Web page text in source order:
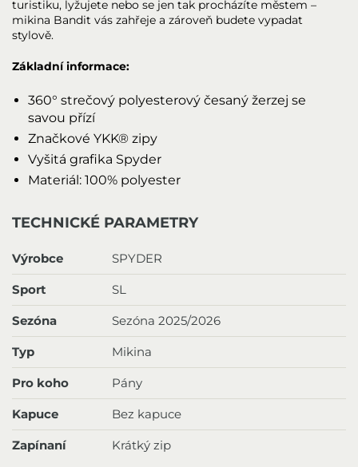
turistiku, lyžujete nebo se jen tak procházíte městem –
mikina Bandit vás zahřeje a zároveň budete vypadat
stylově.
Základní informace:
360° strečový polyesterový česaný žerzej se
savou přízí
Značkové YKK® zipy
Vyšitá grafika Spyder
Materiál: 100% polyester
TECHNICKÉ PARAMETRY
Výrobce SPYDER
Sport SL
Sezóna Sezóna 2025/2026
Typ Mikina
Pro koho Pány
Kapuce Bez kapuce
Zapínaní Krátký zip